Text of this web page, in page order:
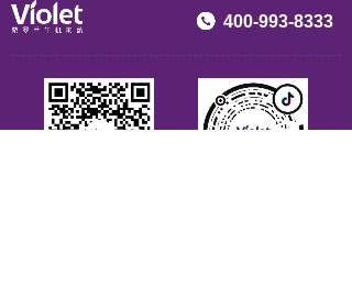
400-993-8333